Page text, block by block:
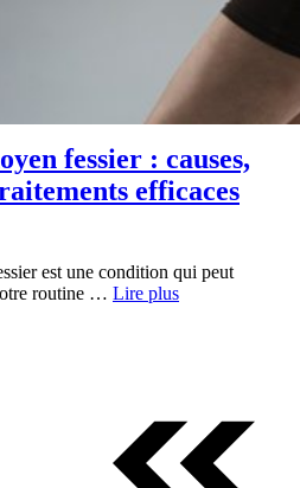
fessier : causes,
efficaces
est une condition qui peut
routine … Lire plus